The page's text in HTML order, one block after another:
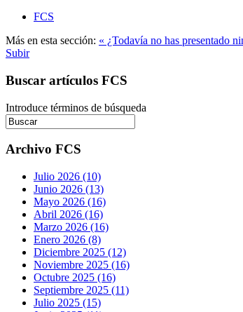
FCS
Más en esta sección: « ¿Todavía no has presentado
Subir
Buscar artículos FCS
Introduce términos de búsqueda
Archivo FCS
Julio 2026 (10)
Junio 2026 (13)
Mayo 2026 (16)
Abril 2026 (16)
Marzo 2026 (16)
Enero 2026 (8)
Diciembre 2025 (12)
Noviembre 2025 (16)
Octubre 2025 (16)
Septiembre 2025 (11)
Julio 2025 (15)